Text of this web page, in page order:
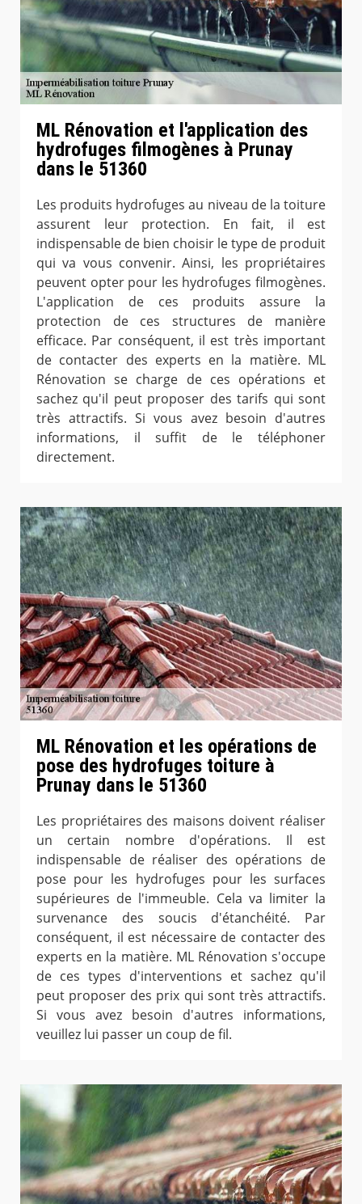
ML Rénovation et l'application des
hydrofuges filmogènes à Prunay
dans le 51360
Les produits hydrofuges au niveau de la toiture
assurent leur protection. En fait, il est
indispensable de bien choisir le type de produit
qui va vous convenir. Ainsi, les propriétaires
peuvent opter pour les hydrofuges filmogènes.
L'application de ces produits assure la
protection de ces structures de manière
efficace. Par conséquent, il est très important
de contacter des experts en la matière. ML
Rénovation se charge de ces opérations et
sachez qu'il peut proposer des tarifs qui sont
très attractifs. Si vous avez besoin d'autres
informations, il suffit de le téléphoner
directement.
ML Rénovation et les opérations de
pose des hydrofuges toiture à
Prunay dans le 51360
Les propriétaires des maisons doivent réaliser
un certain nombre d'opérations. Il est
indispensable de réaliser des opérations de
pose pour les hydrofuges pour les surfaces
supérieures de l'immeuble. Cela va limiter la
survenance des soucis d'étanchéité. Par
conséquent, il est nécessaire de contacter des
experts en la matière. ML Rénovation s'occupe
de ces types d'interventions et sachez qu'il
peut proposer des prix qui sont très attractifs.
Si vous avez besoin d'autres informations,
veuillez lui passer un coup de fil.